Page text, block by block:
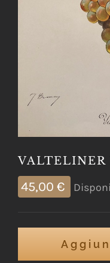
VALTELINER
45,00 €